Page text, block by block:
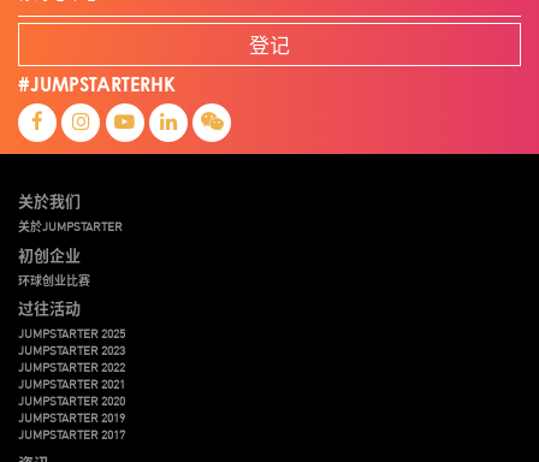
登记
#JUMPSTARTERHK
关於我们
关於JUMPSTARTER
初创企业
环球创业比赛
过往活动
JUMPSTARTER 2025
JUMPSTARTER 2023
JUMPSTARTER 2022
JUMPSTARTER 2021
JUMPSTARTER 2020
JUMPSTARTER 2019
JUMPSTARTER 2017